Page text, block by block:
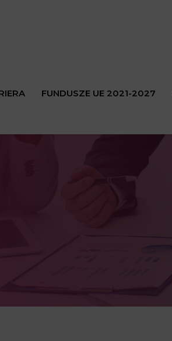
FUNDUSZE UE 2021-2027